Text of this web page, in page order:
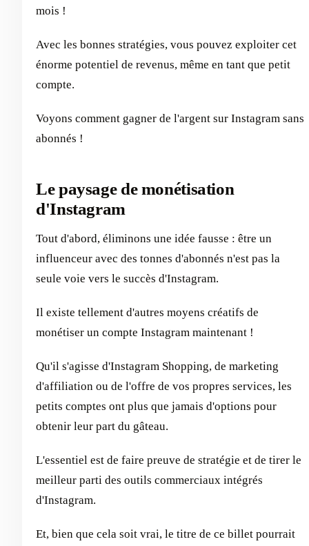
mois !
Avec les bonnes stratégies, vous pouvez exploiter cet
énorme potentiel de revenus, même en tant que petit
compte.
Voyons comment gagner de l'argent sur Instagram sans
abonnés !
Le paysage de monétisation
d'Instagram
Tout d'abord, éliminons une idée fausse : être un
influenceur avec des tonnes d'abonnés n'est pas la
seule voie vers le succès d'Instagram.
Il existe tellement d'autres moyens créatifs de
monétiser un compte Instagram maintenant !
Qu'il s'agisse d'Instagram Shopping, de marketing
d'affiliation ou de l'offre de vos propres services, les
petits comptes ont plus que jamais d'options pour
obtenir leur part du gâteau.
L'essentiel est de faire preuve de stratégie et de tirer le
meilleur parti des outils commerciaux intégrés
d'Instagram.
Et, bien que cela soit vrai, le titre de ce billet pourrait